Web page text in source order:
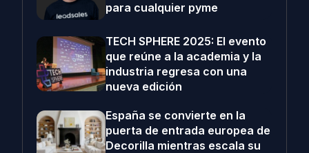
para cualquier pyme
TECH SPHERE 2025: El evento
que reúne a la academia y la
industria regresa con una
nueva edición
España se convierte en la
puerta de entrada europea de
Decorilla mientras escala su